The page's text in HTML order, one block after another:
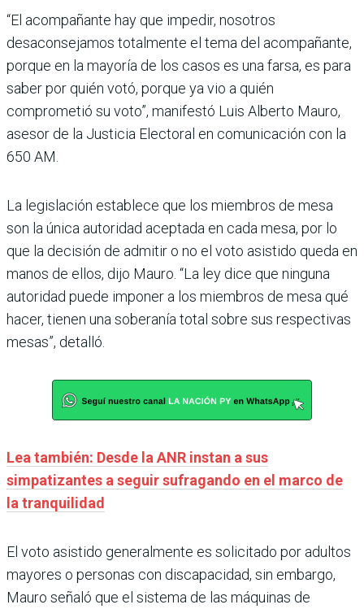
“El acompañante hay que impedir, nosotros
desaconsejamos totalmente el tema del acompañante,
porque en la mayoría de los casos es una farsa, es para
saber por quién votó, porque ya vio a quién
comprometió su voto”, manifestó Luis Alberto Mauro,
asesor de la Justicia Electoral en comunicación con la
650 AM.
La legislación establece que los miembros de mesa
son la única autoridad aceptada en cada mesa, por lo
que la decisión de admitir o no el voto asistido queda en
manos de ellos, dijo Mauro. “La ley dice que ninguna
autoridad puede imponer a los miembros de mesa qué
hacer, tienen una soberanía total sobre sus respectivas
mesas”, detalló.
Lea también: Desde la ANR instan a sus
simpatizantes a seguir sufragando en el marco de
la tranquilidad
El voto asistido generalmente es solicitado por adultos
mayores o personas con discapacidad, sin embargo,
Mauro señaló que el sistema de las máquinas de